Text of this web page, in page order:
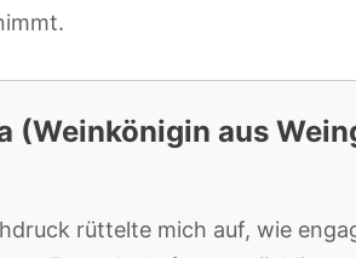
(Weinkönigin aus
rüttelte mich auf, wie